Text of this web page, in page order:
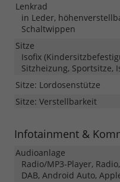
Lenkrad
in Leder,
Schaltwippen
Sitze
Isofix
Sitzheizung, Sportsitze,
Sitze: Lordosenstütze
Sitze: Verstellbarkeit
Infotainment &
Audioanlage
Radio/MP3-Player,
DAB, Android Auto,